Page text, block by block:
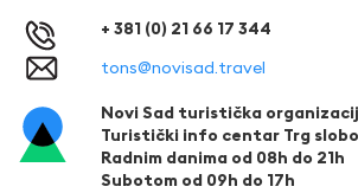
+ 381 (0) 21 66 17 344
tons@novisad.travel
Novi Sad turistička
Turistički info centar Trg
Radnim danima od 08h do 21h
Subotom od 09h do 17h